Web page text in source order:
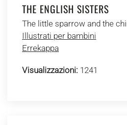
THE ENGLISH SISTERS
The little sparrow and the
Illustrati per bambini
Errekappa
Visualizzazioni: 1241